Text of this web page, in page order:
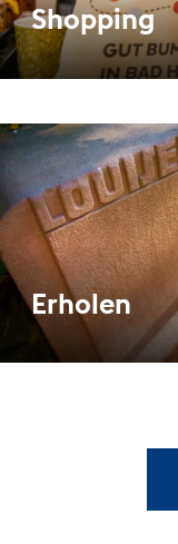
Shopping
Erholen